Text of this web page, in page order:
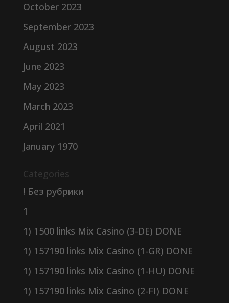
October 2023
September 2023
August 2023
June 2023
May 2023
March 2023
April 2021
January 1970
Categories
! Без рубрики
1
1) 1500 links Mix Casino (3-DE) DONE
1) 157190 links Mix Casino (1-GR) DONE
1) 157190 links Mix Casino (1-HU) DONE
1) 157190 links Mix Casino (2-FI) DONE